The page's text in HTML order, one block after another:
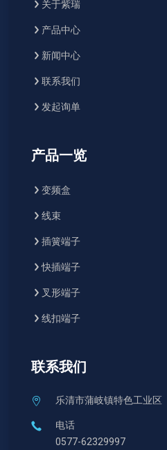
关于紫瑞
产品中心
新闻中心
联系我们
发起询单
产品一览
变频盒
线束
插簧端子
快插端子
叉形端子
线扣端子
联系我们
乐清市蒲岐镇特色工业区
电话
0577-62329997